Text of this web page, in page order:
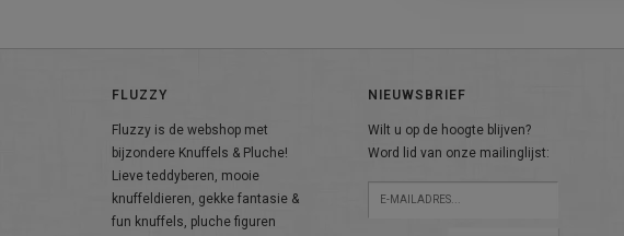
FLUZZY
Fluzzy is de webshop met
bijzondere Knuffels & Pluche!
Lieve teddyberen, mooie
knuffeldieren, gekke fantasie &
fun knuffels, pluche figuren
NIEUWSBRIEF
Wilt u op de hoogte blijven?
Word lid van onze mailinglijst: